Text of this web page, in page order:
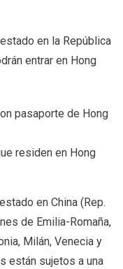
en la República
entrar en Hong
pasaporte de Hong
residen en Hong
en China (Rep.
de Emilia-Romaña,
Milán, Venecia y
están sujetos a una